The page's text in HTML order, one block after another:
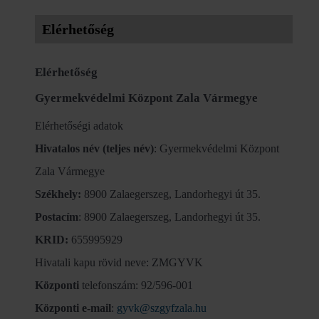
Elérhetőség
Elérhetőség
Gyermekvédelmi Központ Zala Vármegye
Elérhetőségi adatok
Hivatalos név (teljes név): Gyermekvédelmi Központ
Zala Vármegye
Székhely: 8900 Zalaegerszeg, Landorhegyi út 35.
Postacím: 8900 Zalaegerszeg, Landorhegyi út 35.
KRID: 655995929
Hivatali kapu rövid neve: ZMGYVK
Központi telefonszám: 92/596-001
Központi e-mail: gyvk@szgyfzala.hu